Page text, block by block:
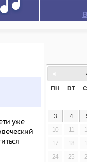
уже
ПН ВТ
3
4
10
11
17
18
24
25